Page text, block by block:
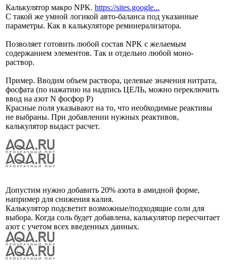
Калькулятор макро NPK. https://sites.google...
С такой же умной логикой авто-баланса под указанные
параметры. Как в калькуляторе реминерализатора.
Позволяет готовить любой состав NPK с желаемым
содержанием элементов. Так и отдельно любой моно-
раствор.
Пример. Вводим объем раствора, целевые значения нитрата,
фосфата (по нажатию на надпись ЦЕЛЬ, можно переключить
ввод на азот N фосфор P)
Красные поля указывают на то, что необходимые реактивы
не выбраны. При добавлении нужных реактивов,
калькулятор выдаст расчет.
Допустим нужно добавить 20% азота в амидной форме,
например для снижения калия.
Калькулятор подсветит возможные/подходящие соли для
выбора. Когда соль будет добавлена, калькулятор пересчитает
азот с учетом всех введенных данных.